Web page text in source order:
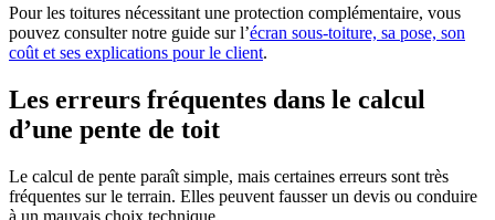
Pour les toitures nécessitant une protection complémentaire, vous
pouvez consulter notre guide sur l’écran sous-toiture, sa pose, son
coût et ses explications pour le client.
Les erreurs fréquentes dans le calcul
d’une pente de toit
Le calcul de pente paraît simple, mais certaines erreurs sont très
fréquentes sur le terrain. Elles peuvent fausser un devis ou conduire
à un mauvais choix technique.